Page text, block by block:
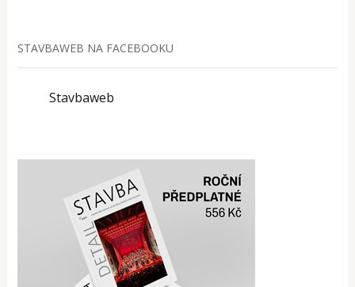
STAVBAWEB NA FACEBOOKU
Stavbaweb